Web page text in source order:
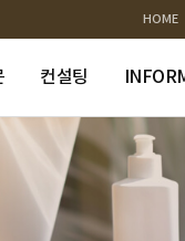
HOME
컨설팅